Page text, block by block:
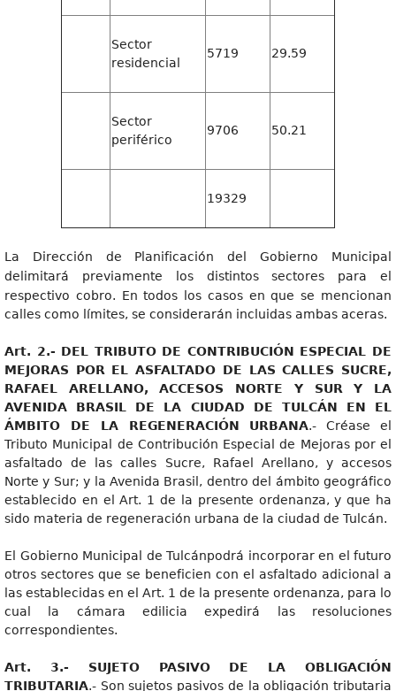
Sector
residencial
5719 29.59
Sector
periférico
9706 50.21
19329
La Dirección de Planificación del Gobierno Municipal
delimitará previamente los distintos sectores para el
respectivo cobro. En todos los casos en que se mencionan
calles como límites, se considerarán incluidas ambas aceras.
Art. 2.- DEL TRIBUTO DE CONTRIBUCIÓN ESPECIAL DE
MEJORAS POR EL ASFALTADO DE LAS CALLES SUCRE,
RAFAEL ARELLANO, ACCESOS NORTE Y SUR Y LA
AVENIDA BRASIL DE LA CIUDAD DE TULCÁN EN EL
ÁMBITO DE LA REGENERACIÓN URBANA.- Créase el
Tributo Municipal de Contribución Especial de Mejoras por el
asfaltado de las calles Sucre, Rafael Arellano, y accesos
Norte y Sur; y la Avenida Brasil, dentro del ámbito geográfico
establecido en el Art. 1 de la presente ordenanza, y que ha
sido materia de regeneración urbana de la ciudad de Tulcán.
El Gobierno Municipal de Tulcánpodrá incorporar en el futuro
otros sectores que se beneficien con el asfaltado adicional a
las establecidas en el Art. 1 de la presente ordenanza, para lo
cual la cámara edilicia expedirá las resoluciones
correspondientes.
Art. 3.- SUJETO PASIVO DE LA OBLIGACIÓN
TRIBUTARIA.- Son sujetos pasivos de la obligación tributaria